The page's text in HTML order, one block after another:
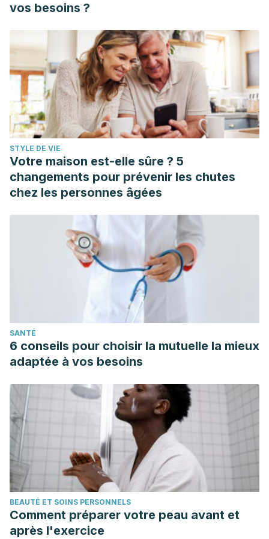
vos besoins ?
STYLE DE VIE
Votre maison est-elle sûre ? 5
changements pour prévenir les chutes
chez les personnes âgées
SANTÉ
6 conseils pour choisir la mutuelle la mieux
adaptée à vos besoins
BEAUTÉ ET SOINS PERSONNELS
Comment préparer votre peau avant et
après l'exercice